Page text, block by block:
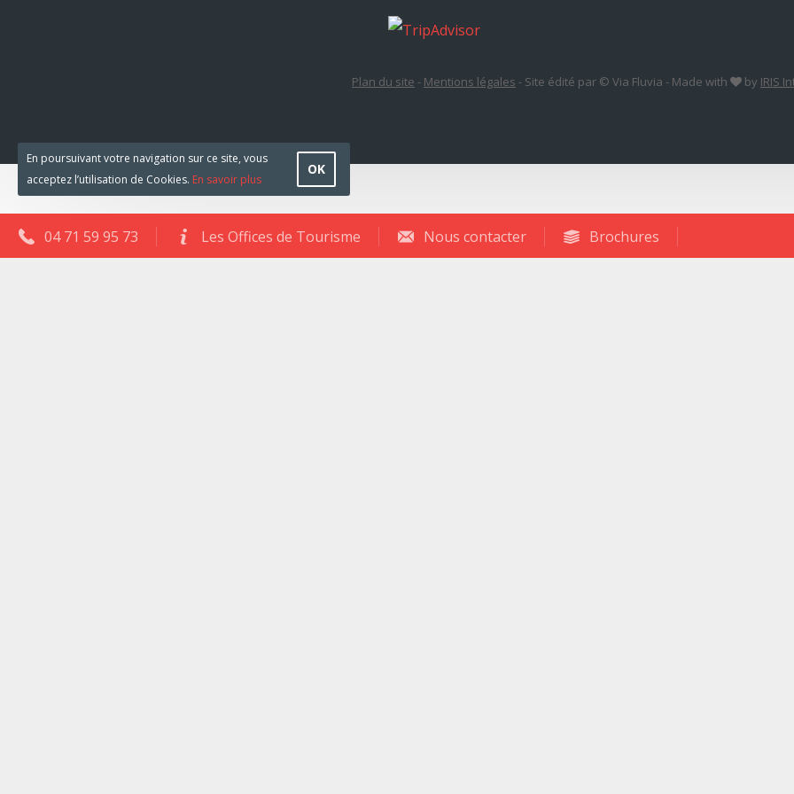
Plan du site - Mentions légales - Site édité par © Via Fluvia - Made with by IRIS
04 71 59 95 73 Les Offices de Tourisme Nous contacter Brochures
En poursuivant votre navigation sur ce site, vous
acceptez l’utilisation de Cookies. En savoir plus
OK